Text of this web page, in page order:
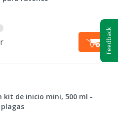
kit de inicio mini, 500 ml -
Feedback